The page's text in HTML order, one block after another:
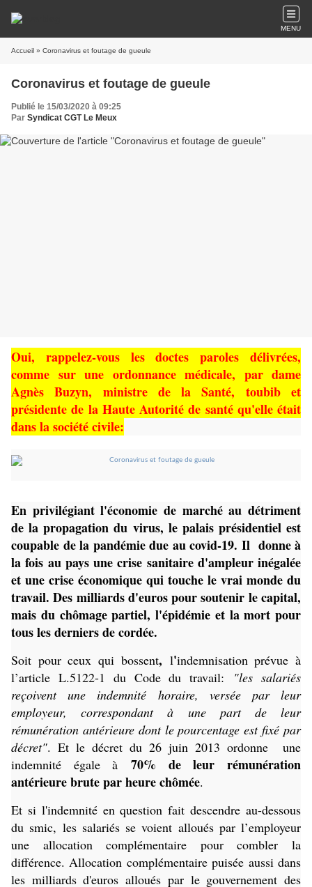
MENU
Accueil » Coronavirus et foutage de gueule
Coronavirus et foutage de gueule
Publié le 15/03/2020 à 09:25
Par Syndicat CGT Le Meux
Oui, rappelez-vous les doctes paroles délivrées,
comme sur une ordonnance médicale, par dame
Agnès Buzyn, ministre de la Santé, toubib et
présidente de la Haute Autorité de santé qu'elle était
dans la société civile:
En privilégiant l'économie de marché au détriment
de la propagation du virus, le palais présidentiel est
coupable de la pandémie due au covid-19. Il donne à
la fois au pays une crise sanitaire d'ampleur inégalée
et une crise économique qui touche le vrai monde du
travail. Des milliards d'euros pour soutenir le capital,
mais du chômage partiel, l'épidémie et la mort pour
tous les derniers de cordée.
Soit pour ceux qui bossent, l'indemnisation prévue à
l’article L.5122-1 du Code du travail:
"les salariés
reçoivent une indemnité horaire, versée par leur
employeur, correspondant à une part de leur
rémunération antérieure dont le pourcentage est fixé par
décret". Et le décret du 26 juin 2013 ordonne une
indemnité égale à
70% de leur rémunération
antérieure brute par heure chômée.
Et si l'indemnité en question fait descendre au-dessous
du smic, les salariés se voient alloués par l’employeur
une allocation complémentaire pour combler la
différence. Allocation complémentaire puisée aussi dans
les milliards d'euros alloués par le gouvernement des